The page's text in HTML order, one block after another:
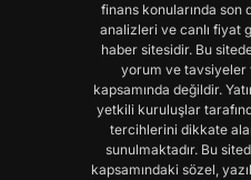
finans konularında
analizleri ve canlı fiyat
haber sitesidir. Bu
yorum ve tavsiyeler
kapsamında değildir.
yetkili kuruluşlar
tercihlerini dikkate
sunulmaktadır. Bu
kapsamındaki sözel,